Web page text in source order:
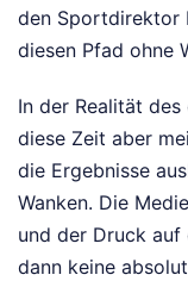
den Sportdirektor
diesen Pfad ohne
In der Realität des
diese Zeit aber
die Ergebnisse
Wanken. Die
und der Druck
dann keine